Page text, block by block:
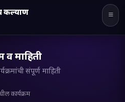
कल्याण
व माहिती
संपूर्ण माहिती
कार्यक्रम